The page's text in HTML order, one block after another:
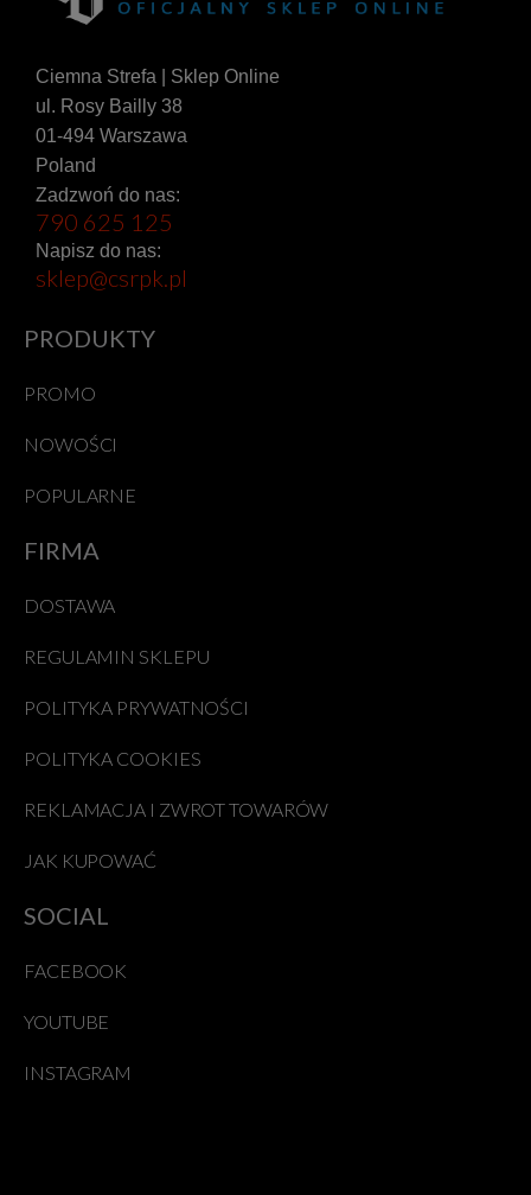
Ciemna Strefa | Sklep Online
ul. Rosy Bailly 38
01-494 Warszawa
Poland
Zadzwoń do nas:
790 625 125
Napisz do nas:
sklep@csrpk.pl
PRODUKTY
PROMO
NOWOŚCI
POPULARNE
FIRMA
DOSTAWA
REGULAMIN SKLEPU
POLITYKA PRYWATNOŚCI
POLITYKA COOKIES
REKLAMACJA I ZWROT TOWARÓW
JAK KUPOWAĆ
SOCIAL
FACEBOOK
YOUTUBE
INSTAGRAM